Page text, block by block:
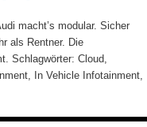
macht’s modular. Sicher
als Rentner. Die
Schlagwörter: Cloud,
In Vehicle Infotainment,